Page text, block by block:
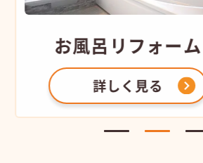
お風呂 リフォーム
詳しく見る